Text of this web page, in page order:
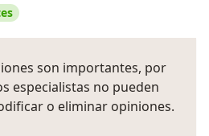
son importantes, por
especialistas no pueden
o eliminar opiniones.